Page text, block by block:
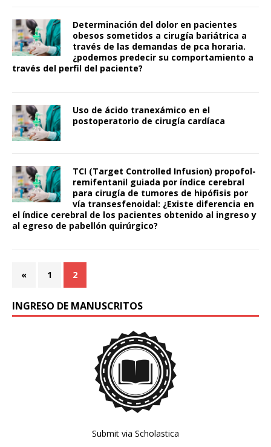
Determinación del dolor en pacientes
obesos sometidos a cirugía bariátrica a
través de las demandas de pca horaria.
¿podemos predecir su comportamiento a
través del perfil del paciente?
Uso de ácido tranexámico en el
postoperatorio de cirugía cardíaca
TCI (Target Controlled Infusion) propofol-
remifentanil guiada por índice cerebral
para cirugía de tumores de hipófisis por
vía transesfenoidal: ¿Existe diferencia en
el índice cerebral de los pacientes obtenido al ingreso y
al egreso de pabellón quirúrgico?
« 1 2
INGRESO DE MANUSCRITOS
Submit via Scholastica